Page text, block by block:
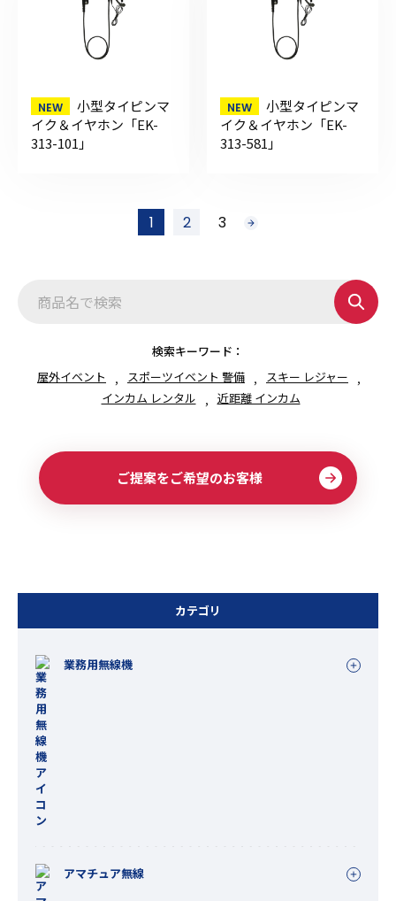
カテゴリ
業務用無線機
アマチュア無線
小型タイピンマ
イク＆イヤホン「EK-
313-101」
小型タイピンマ
イク＆イヤホン「EK-
313-581」
1 2 3 次
検索キーワード：
屋外イベント
スポーツイベント 警備
スキー レジャー
インカム レンタル
近距離 インカム
ご提案をご希望のお客様